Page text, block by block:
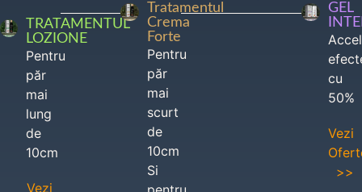
TRATAMENTUL
LOZIONE
Pentru
păr
mai
lung
de
10cm
Vezi
Tratamentul
Crema
Forte
Pentru
păr
mai
scurt
de
10cm
Si
GEL
cu
50%
Vezi
>>